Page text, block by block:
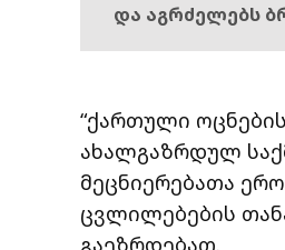
და აგრძელებს
“ქართული
ახალგაზრდულ
მეცნიერებათა
ცვლილებების
გაეზრდებათ.